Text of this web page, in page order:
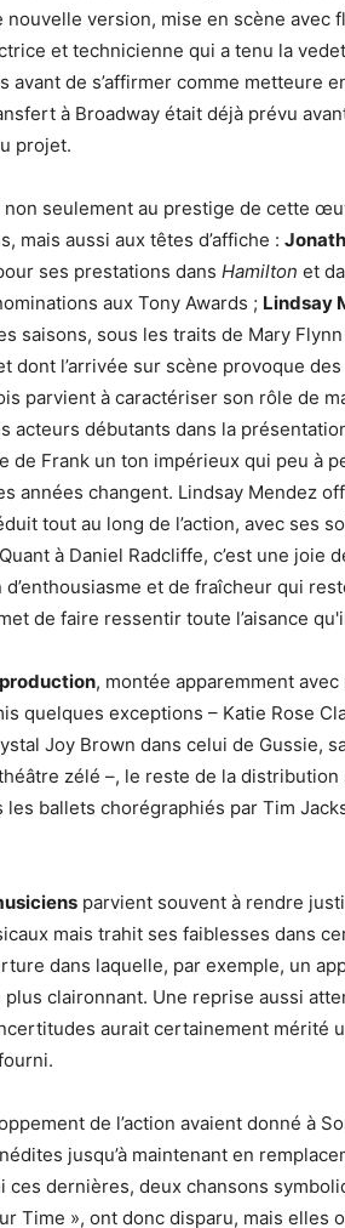
version, mise en scène avec
et technicienne qui a tenu la
de s’affirmer comme metteure
à Broadway était déjà prévu
projet.
seulement au prestige de cette
mais aussi aux têtes d’affiche :
ses prestations dans Hamilton et
aux Tony Awards ; Lindsay
saisons, sous les traits de Mary
dont l’arrivée sur scène provoque des
parvient à caractériser son rôle de
acteurs débutants dans la
de Frank un ton impérieux qui peu à
années changent. Lindsay Mendez
tout au long de l’action, avec ses
à Daniel Radcliffe, c’est une joie
et de fraîcheur qui
de faire ressentir toute l’aisance
, montée apparemment avec
quelques exceptions – Katie Rose
Joy Brown dans celui de Gussie,
zélé –, le reste de la distribution
ballets chorégraphiés par Tim
parvient souvent à rendre
mais trahit ses faiblesses dans
dans laquelle, par exemple, un
claironnant. Une reprise aussi
aurait certainement mérité
de l’action avaient donné à
jusqu’à maintenant en
dernières, deux chansons
Time », ont donc disparu, mais elles